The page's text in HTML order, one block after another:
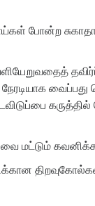
போன்ற
வைப்பது
இவை மட்டும்